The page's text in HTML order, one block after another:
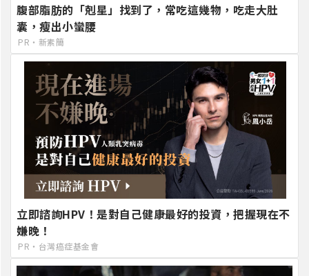
腹部脂肪的「剋星」找到了，常吃這幾物，吃走大肚
囊，瘦出小蠻腰
PR・新素簡
立即諮詢HPV！是對自己健康最好的投資，把握現在不
嫌晚！
PR・台灣癌症基金會